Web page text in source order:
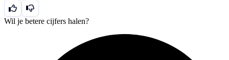
Wil je betere cijfers halen?